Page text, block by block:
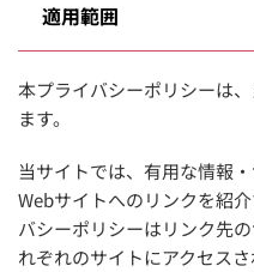
適用範囲
本プライバシーポリシーは
ます。
当サイトでは、有用な情報
Webサイトへのリンクを紹
バシーポリシーはリンク先
れぞれのサイトにアクセス